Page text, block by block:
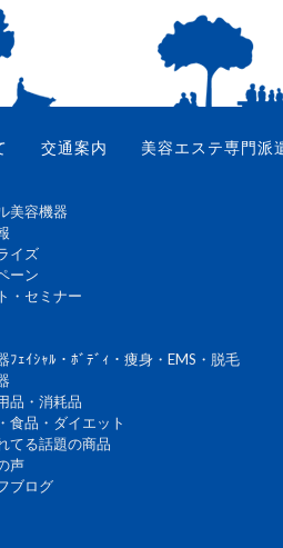
交通案内 美容エステ専門派
美容機器
イズ
ーン
・セミナー
ﾌｪｲｼｬﾙ・ﾎﾞﾃﾞｨ・痩身・EMS・脱毛
品・消耗品
食品・ダイエット
てる話題の商品
声
ブログ